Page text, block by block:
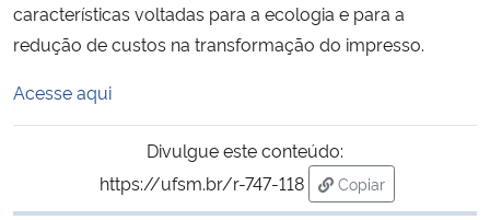
Secretaria-Geral
Gabinete de Segurança Institucional
Advocacia-Geral da União
características voltadas para a ecologia e para a
redução de custos na transformação do impresso.
Acesse aqui
Divulgue este conteúdo:
https://ufsm.br/r-747-118
Copiar
para área de